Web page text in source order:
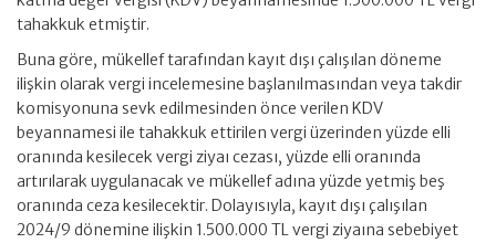
tahakkuk etmiştir.
Buna göre, mükellef tarafından kayıt dışı çalışılan döneme
ilişkin olarak vergi incelemesine başlanılmasından veya takdir
komisyonuna sevk edilmesinden önce verilen KDV
beyannamesi ile tahakkuk ettirilen vergi üzerinden yüzde elli
oranında kesilecek vergi ziyaı cezası, yüzde elli oranında
artırılarak uygulanacak ve mükellef adına yüzde yetmiş beş
oranında ceza kesilecektir. Dolayısıyla, kayıt dışı çalışılan
2024/9 dönemine ilişkin 1.500.000 TL vergi ziyaına sebebiyet